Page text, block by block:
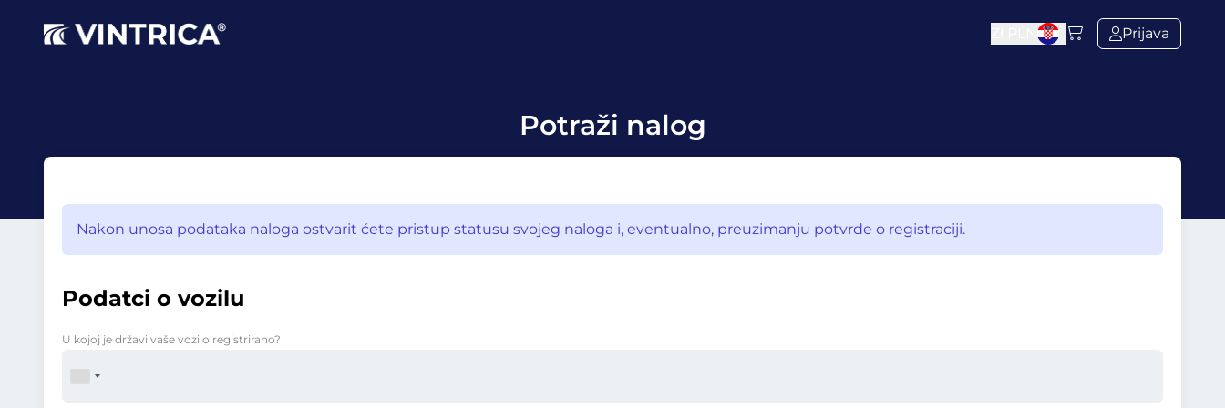
Prijava
Potraži nalog
Nakon unosa podataka naloga ostvarit ćete pristup statusu svojeg naloga i, eventualno, preuzimanju potvrde o registraciji.
Podatci o vozilu
U kojoj je državi vaše vozilo registrirano?